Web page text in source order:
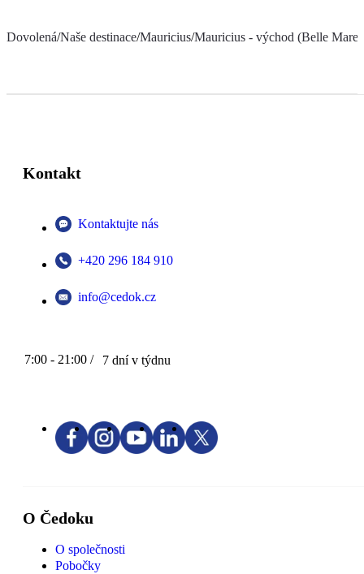
Dovolená/Naše destinace/Mauricius/Mauricius - východ (Belle Mare
Kontakt
Kontaktujte nás
+420 296 184 910
info@cedok.cz
7:00 - 21:00 / 7 dní v týdnu
O Čedoku
O společnosti
Pobočky